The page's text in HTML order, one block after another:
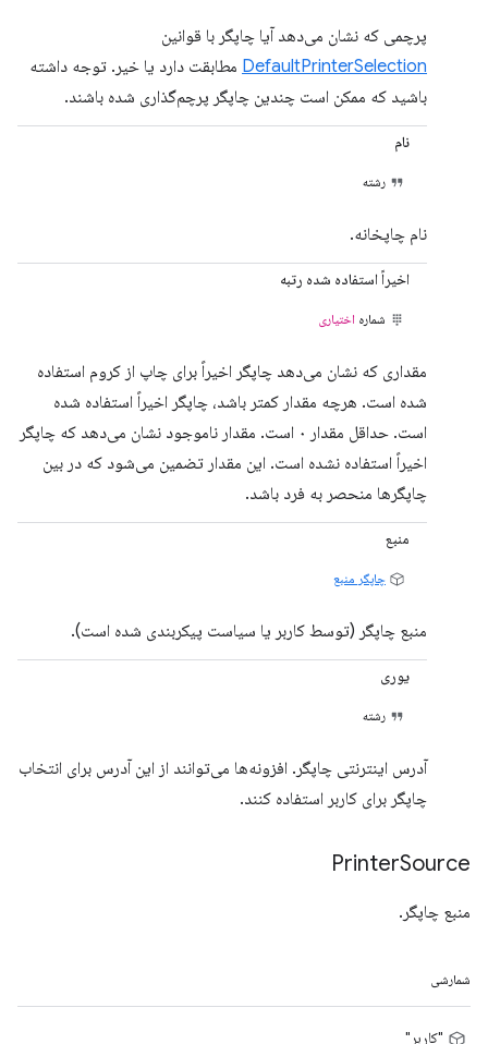
پرچمی که نشان می‌دهد آیا چاپگر با قوانین
DefaultPrinterSelection مطابقت دارد یا خیر. توجه داشته
باشید که ممکن است چندین چاپگر پرچم‌گذاری شده باشند.
نام
رشته
نام چاپخانه.
اخیراً استفاده شده رتبه
شماره اختیاری
مقداری که نشان می‌دهد چاپگر اخیراً برای چاپ از کروم استفاده
شده است. هرچه مقدار کمتر باشد، چاپگر اخیراً استفاده شده
است. حداقل مقدار ۰ است. مقدار ناموجود نشان می‌دهد که چاپگر
اخیراً استفاده نشده است. این مقدار تضمین می‌شود که در بین
چاپگرها منحصر به فرد باشد.
منبع
چاپگر منبع
منبع چاپگر (توسط کاربر یا سیاست پیکربندی شده است).
یوری
رشته
آدرس اینترنتی چاپگر. افزونه‌ها می‌توانند از این آدرس برای انتخاب
چاپگر برای کاربر استفاده کنند.
PrinterSource
منبع چاپگر.
شمارشی
"کاربر"